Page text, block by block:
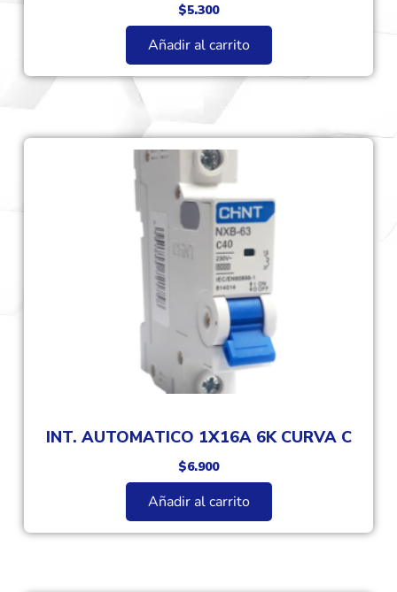
$5.300
Añadir al carrito
INT. AUTOMATICO 1X16A 6K CURVA C
$6.900
Añadir al carrito